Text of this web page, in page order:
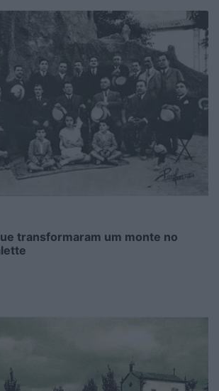
transformaram um monte no